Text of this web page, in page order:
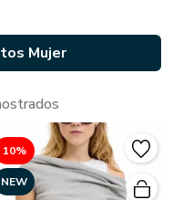
Mujer
10%
NEW